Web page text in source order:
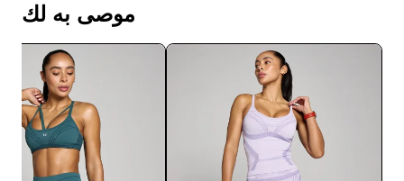
موصى به لك